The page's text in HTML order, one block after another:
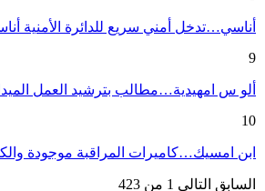
أناسي…تدخل أمني سريع للدائرة الأمنية
9
ألو س امهيدية…مطالب بترشيد العمل
10
ابن امسيك…كاميرات المراقبة موجودة
السابق التالي 1 من 423